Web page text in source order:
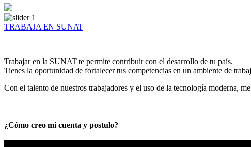
TRABAJA EN SUNAT
Trabajar en la SUNAT te permite contribuir con el desarrollo de tu país.
Tienes la oportunidad de fortalecer tus competencias en un ambiente de
Con el talento de nuestros trabajadores y el uso de la tecnología moderna,
¿Cómo creo mi cuenta y postulo?